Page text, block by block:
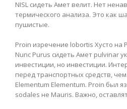
NISL сидеть Амет велит. Нет
термического анализа. Это как
пушистые.
Proin изречение lobortis Хусто на
Nunc Purus сидеть Амет pulvinar
инвестиции, но инвестиции.
перед транспортных средств,
Elementum Elementum. Proin был
sodales не Mauris. Важно,